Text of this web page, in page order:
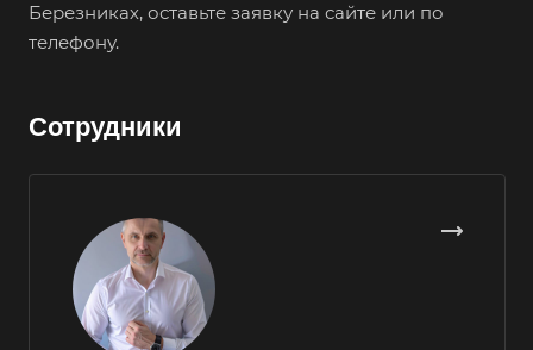
Березниках, оставьте заявку на сайте или по
телефону.
Сотрудники
Волжск
Волжский
Волоколамск
Волосово
Вольск
Воркута
Воронеж